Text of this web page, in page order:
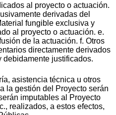
al proyecto o actuación.
derivadas del
fungible exclusiva y
al proyecto o actuación. e.
de la actuación. f. Otros
directamente derivados
debidamente justificados.
asistencia técnica u otros
la gestión del Proyecto serán
imputables al Proyecto
realizados, a estos efectos,